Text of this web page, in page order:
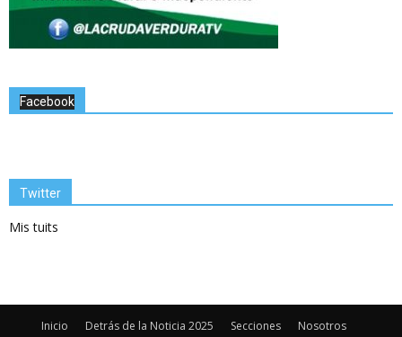
Facebook
Twitter
Mis tuits
Inicio Detrás de la Noticia 2025 Secciones Nosotros